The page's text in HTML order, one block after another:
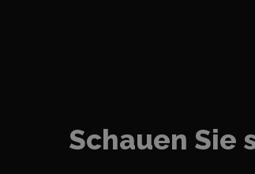
Schauen Sie